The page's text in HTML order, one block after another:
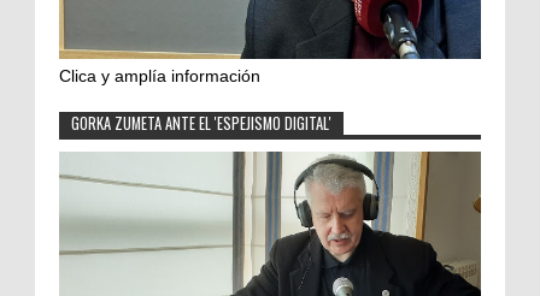
Clica y amplía información
GORKA ZUMETA ANTE EL 'ESPEJISMO DIGITAL'